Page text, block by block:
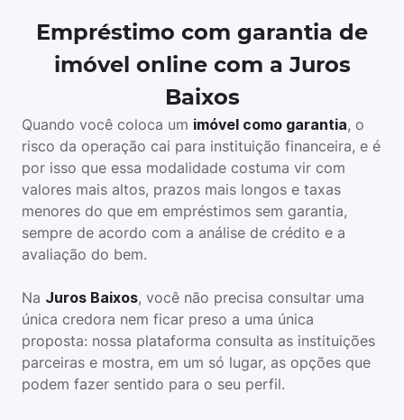
Empréstimo com garantia de
imóvel online com a Juros
Baixos
Quando você coloca um imóvel como garantia, o
risco da operação cai para instituição financeira, e é
por isso que essa modalidade costuma vir com
valores mais altos, prazos mais longos e taxas
menores do que em empréstimos sem garantia,
sempre de acordo com a análise de crédito e a
avaliação do bem.
Na Juros Baixos, você não precisa consultar uma
única credora nem ficar preso a uma única
proposta: nossa plataforma consulta as instituições
parceiras e mostra, em um só lugar, as opções que
podem fazer sentido para o seu perfil.